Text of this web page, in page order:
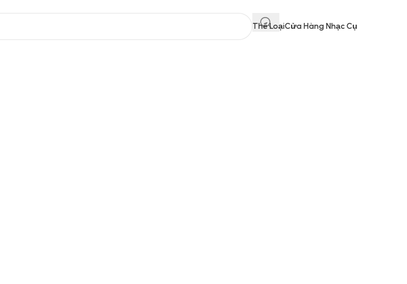
Thể LoạiCửa Hàng Nhạc Cụ